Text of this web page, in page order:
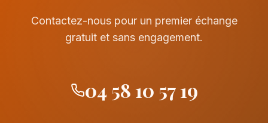
Contactez-nous pour un premier échange
gratuit et sans engagement.
04 58 10 57 19